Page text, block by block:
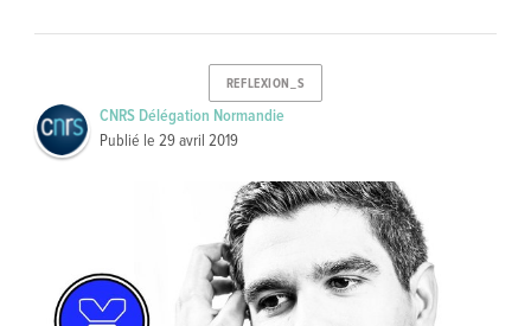
REFLEXION_S
CNRS Délégation Normandie
Publié le 29 avril 2019